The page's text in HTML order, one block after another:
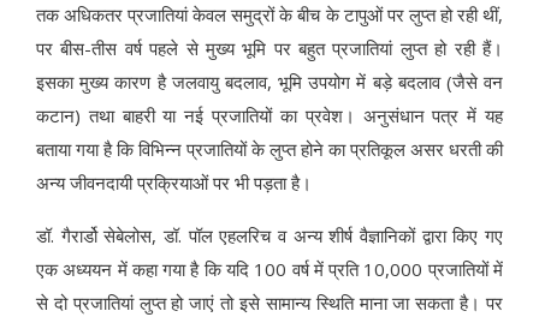
तक अधिकतर प्रजातियां केवल समुद्रों के बीच के टापुओं पर लुप्त हो रही थीं,
पर बीस-तीस वर्ष पहले से मुख्य भूमि पर बहुत प्रजातियां लुप्त हो रही हैं।
इसका मुख्य कारण है जलवायु बदलाव, भूमि उपयोग में बड़े बदलाव (जैसे वन
कटान) तथा बाहरी या नई प्रजातियों का प्रवेश। अनुसंधान पत्र में यह
बताया गया है कि विभिन्न प्रजातियों के लुप्त होने का प्रतिकूल असर धरती की
अन्य जीवनदायी प्रक्रियाओं पर भी पड़ता है।
डॉ. गैरार्डो सेबेलोस, डॉ. पॉल एहलरिच व अन्य शीर्ष वैज्ञानिकों द्वारा किए गए
एक अध्ययन में कहा गया है कि यदि 100 वर्ष में प्रति 10,000 प्रजातियों में
से दो प्रजातियां लुप्त हो जाएं तो इसे सामान्य स्थिति माना जा सकता है। पर